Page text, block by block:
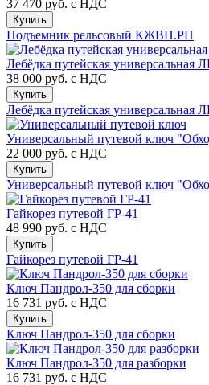
37 470 руб. с НДС
Купить
Подъемник рельсовый КЖВП.РП
Лебёдка путейская универсальная
38 000 руб. с НДС
Купить
Лебёдка путейская универсальная
Универсальный путевой ключ
22 000 руб. с НДС
Купить
Универсальный путевой ключ
Гайкорез путевой ГР-41
48 990 руб. с НДС
Купить
Гайкорез путевой ГР-41
Ключ Пандрол-350 для сборки
16 731 руб. с НДС
Купить
Ключ Пандрол-350 для сборки
Ключ Пандрол-350 для разборки
16 731 руб. с НДС